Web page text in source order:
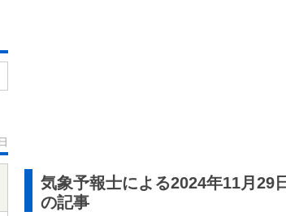
気象予報士による2024年11月29日
の記事